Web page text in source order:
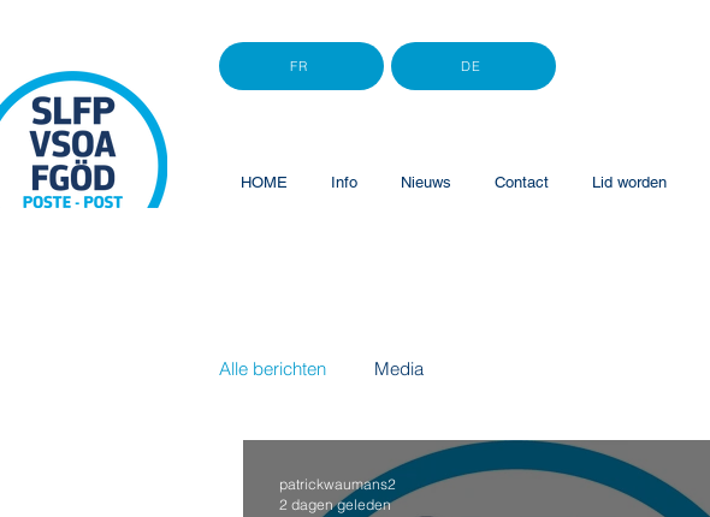
FR DE
HOME Info Nieuws Contact Lid worden
Alle berichten Media
patrickwaumans2
2 dagen geleden